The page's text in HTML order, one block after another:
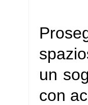
un
con